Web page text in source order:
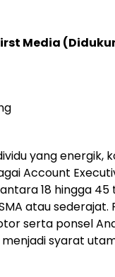
Media
yang energik,
Account
18 hingga 45
atau sederajat.
serta ponsel
syarat